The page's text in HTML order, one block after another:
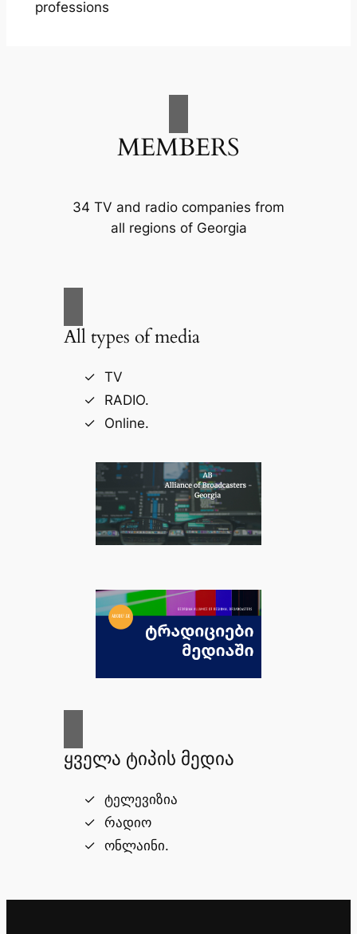
professions
MEMBERS
34 TV and radio companies from
all regions of Georgia
All types of media
TV
RADIO.
Online.
ყველა ტიპის მედია
ტელევიზია
რადიო
ონლაინი.